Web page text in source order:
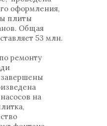
оформления,
плиты
Общая
53 млн.
ремонту
на